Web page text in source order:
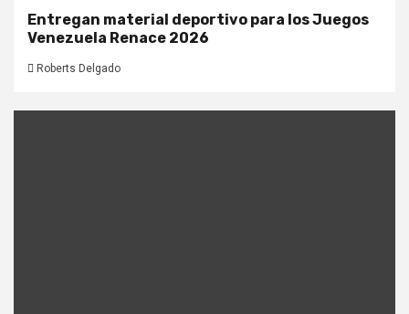
Entregan material deportivo para los Juegos
Venezuela Renace 2026
Roberts Delgado